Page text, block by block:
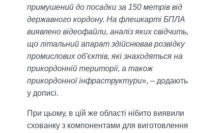
примушений до посадки за 150 метрів від
державного кордону. На флешкарті БПЛА
виявлено відеофайли, аналіз яких свідчить,
що літальний апарат здійснював розвідку
промислових об'єктів, які знаходяться на
прикордонній території, а також
прикордонної інфраструктури», – додають
у дописі.
При цьому, в цій же області нібито виявили
схованку з компонентами для виготовлення